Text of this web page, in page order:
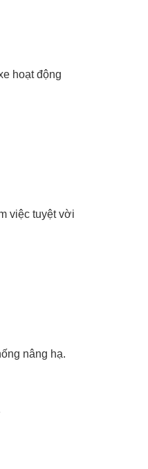
hoạt động
việc tuyệt vời
nâng hạ.